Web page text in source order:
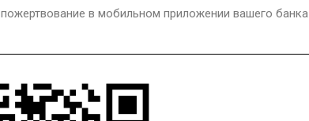
в мобильном приложении вашего банка